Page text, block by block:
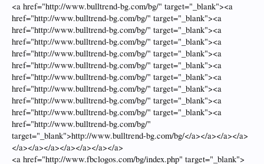
<a href="http://www.bulltrend-bg.com/bg/" target="_blank"><a
href="http://www.bulltrend-bg.com/bg/" target="_blank"><a
href="http://www.bulltrend-bg.com/bg/" target="_blank"><a
href="http://www.bulltrend-bg.com/bg/" target="_blank"><a
href="http://www.bulltrend-bg.com/bg/" target="_blank"><a
href="http://www.bulltrend-bg.com/bg/" target="_blank"><a
href="http://www.bulltrend-bg.com/bg/" target="_blank"><a
href="http://www.bulltrend-bg.com/bg/" target="_blank"><a
href="http://www.bulltrend-bg.com/bg/" target="_blank"><a
href="http://www.bulltrend-bg.com/bg/" target="_blank"><a
href="http://www.bulltrend-bg.com/bg/"
target="_blank">http://www.bulltrend-bg.com/bg/</a></a></a></a>
</a></a></a></a></a></a></a>
<a href="http://www.fbclogos.com/bg/index.php" target="_blank">